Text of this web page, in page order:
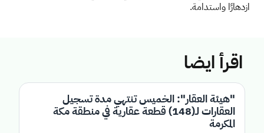
ازدهارًا واستدامة.
اقرأ ايضا
"هيئة العقار": الخميس تنتهي مدة تسجيل
العقارات لـ(148) قطعة عقارية في منطقة مكة
المكرمة